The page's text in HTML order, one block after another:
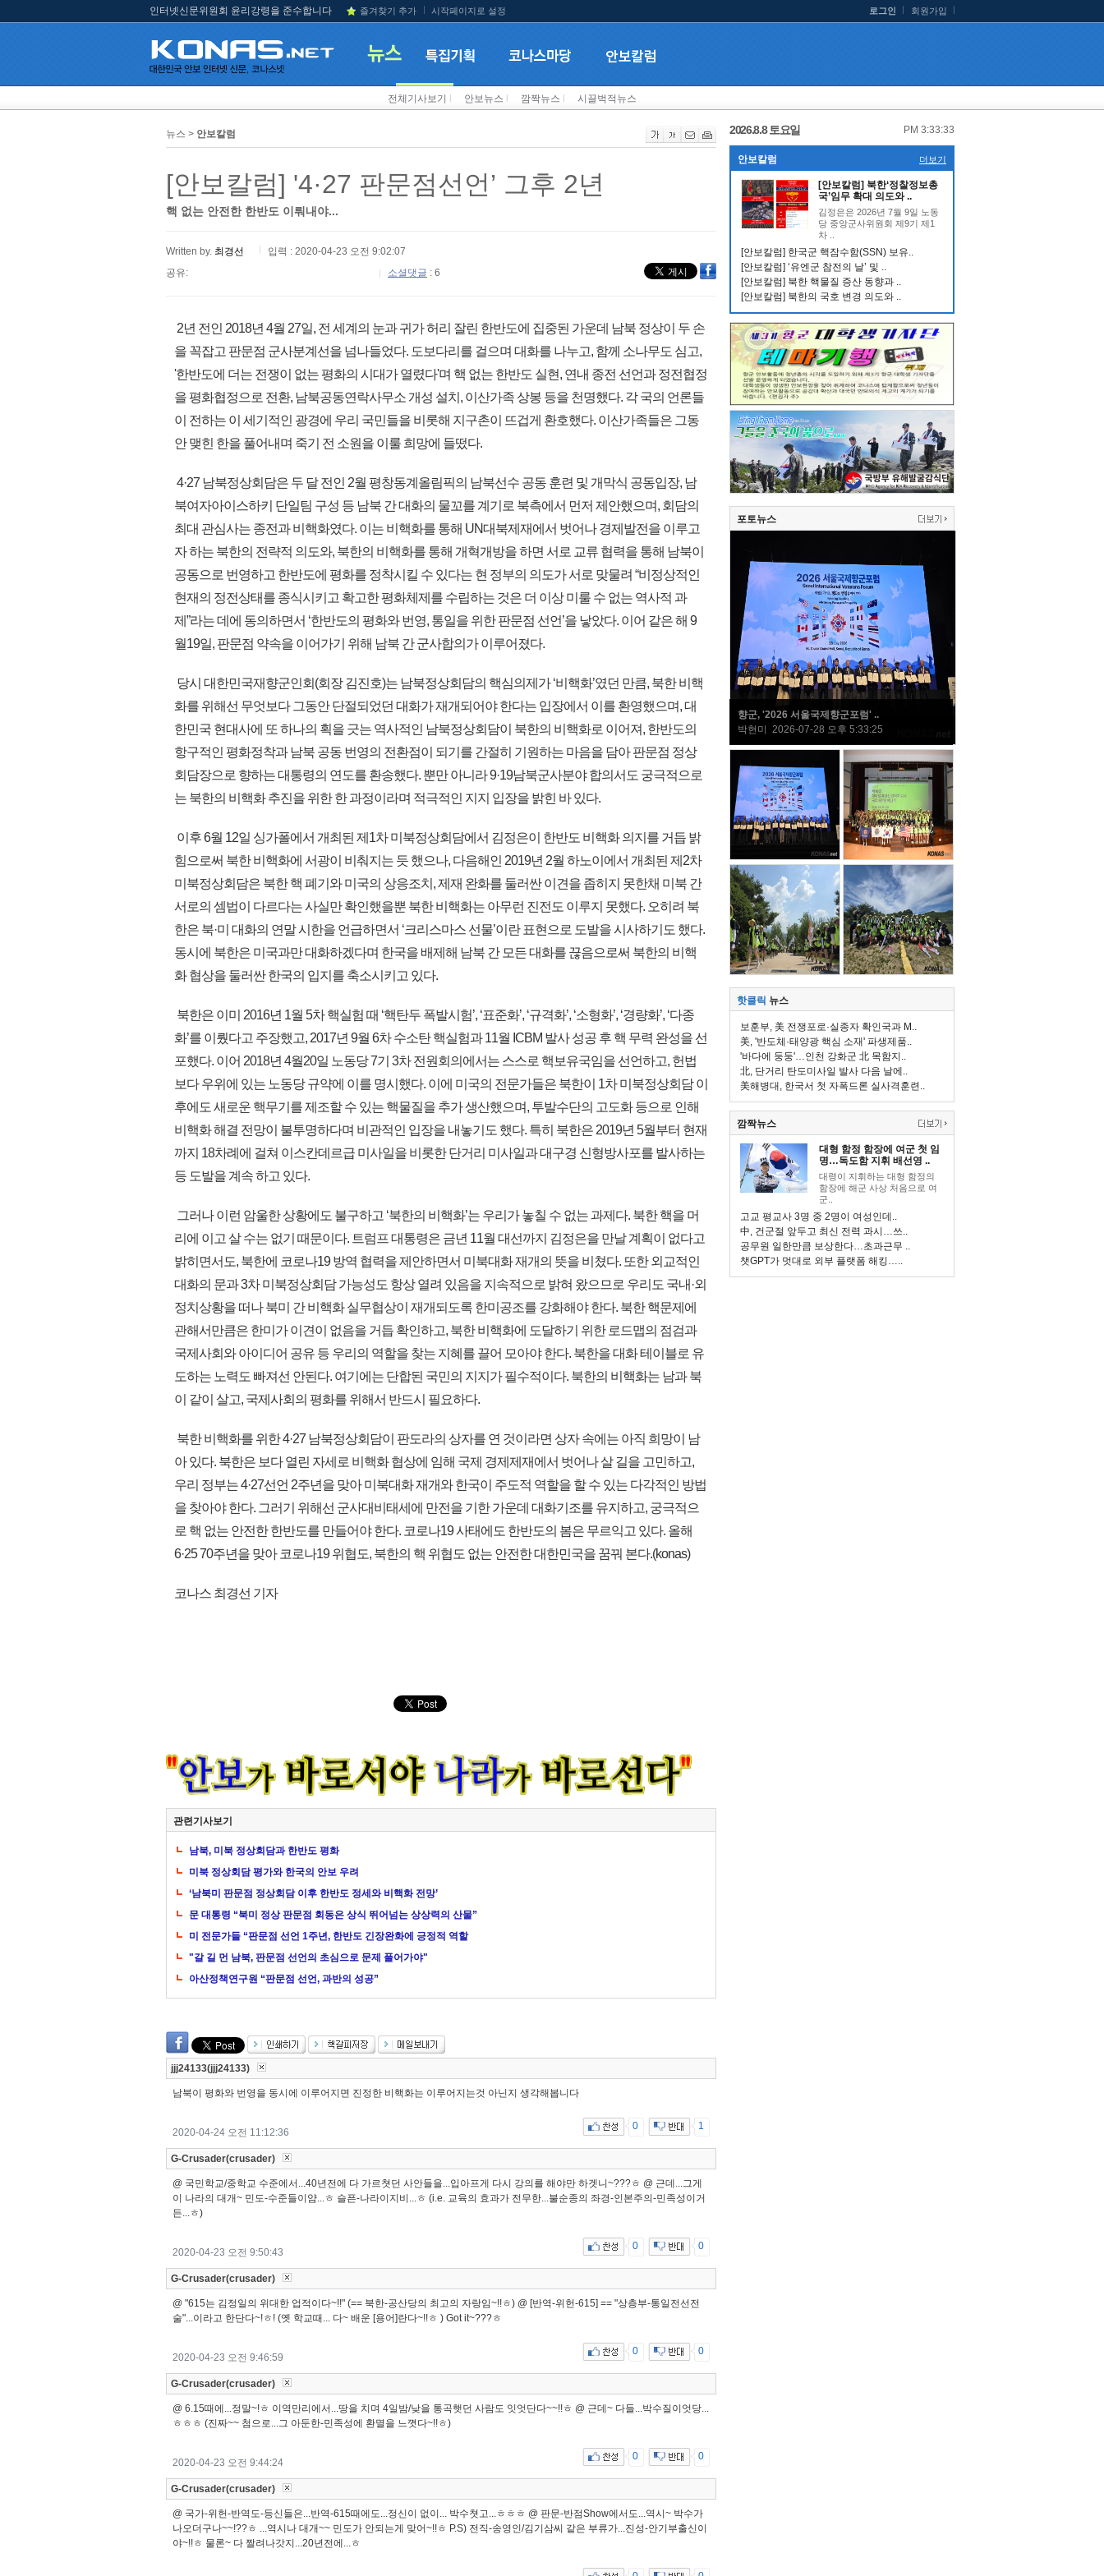
인터넷신문위원회 윤리강령을 준수합니다 즐겨찾기 추가 시작페이지로 설정 로그인 회원가입
전체기사보기 안보뉴스 깜짝뉴스 시끌벅적뉴스
뉴스 > 안보칼럼
[안보칼럼] '4·27 판문점선언’ 그후 2년
핵 없는 안전한 한반도 이뤄내야...
Written by. 최경선
입력 : 2020-04-23 오전 9:02:07
공유:
소셜댓글 : 6
2년 전인 2018년 4월 27일, 전 세계의 눈과 귀가 허리 잘린 한반도에 집중된 가운데 남북 정상이 두 손
을 꼭잡고 판문점 군사분계선을 넘나들었다. 도보다리를 걸으며 대화를 나누고, 함께 소나무도 심고,
'한반도에 더는 전쟁이 없는 평화의 시대가 열렸다'며 핵 없는 한반도 실현, 연내 종전 선언과 정전협정
을 평화협정으로 전환, 남북공동연락사무소 개성 설치, 이산가족 상봉 등을 천명했다. 각 국의 언론들
이 전하는 이 세기적인 광경에 우리 국민들을 비롯해 지구촌이 뜨겁게 환호했다. 이산가족들은 그동
안 맺힌 한을 풀어내며 죽기 전 소원을 이룰 희망에 들떴다.
4·27 남북정상회담은 두 달 전인 2월 평창동계올림픽의 남북선수 공동 훈련 및 개막식 공동입장, 남
북여자아이스하키 단일팀 구성 등 남북 간 대화의 물꼬를 계기로 북측에서 먼저 제안했으며, 회담의
최대 관심사는 종전과 비핵화였다. 이는 비핵화를 통해 UN대북제재에서 벗어나 경제발전을 이루고
자 하는 북한의 전략적 의도와, 북한의 비핵화를 통해 개혁개방을 하면 서로 교류 협력을 통해 남북이
공동으로 번영하고 한반도에 평화를 정착시킬 수 있다는 현 정부의 의도가 서로 맞물려 “비정상적인
현재의 정전상태를 종식시키고 확고한 평화체제를 수립하는 것은 더 이상 미룰 수 없는 역사적 과
제”라는 데에 동의하면서 ‘한반도의 평화와 번영, 통일을 위한 판문점 선언’을 낳았다. 이어 같은 해 9
월19일, 판문점 약속을 이어가기 위해 남북 간 군사합의가 이루어졌다.
당시 대한민국재향군인회(회장 김진호)는 남북정상회담의 핵심의제가 ‘비핵화’였던 만큼, 북한 비핵
화를 위해선 무엇보다 그동안 단절되었던 대화가 재개되어야 한다는 입장에서 이를 환영했으며, 대
한민국 현대사에 또 하나의 획을 긋는 역사적인 남북정상회담이 북한의 비핵화로 이어져, 한반도의
항구적인 평화정착과 남북 공동 번영의 전환점이 되기를 간절히 기원하는 마음을 담아 판문점 정상
회담장으로 향하는 대통령의 연도를 환송했다. 뿐만 아니라 9·19남북군사분야 합의서도 궁극적으로
는 북한의 비핵화 추진을 위한 한 과정이라며 적극적인 지지 입장을 밝힌 바 있다.
이후 6월 12일 싱가폴에서 개최된 제1차 미북정상회담에서 김정은이 한반도 비핵화 의지를 거듭 밝
힘으로써 북한 비핵화에 서광이 비춰지는 듯 했으나, 다음해인 2019년 2월 하노이에서 개최된 제2차
미북정상회담은 북한 핵 폐기와 미국의 상응조치, 제재 완화를 둘러싼 이견을 좁히지 못한채 미북 간
서로의 셈법이 다르다는 사실만 확인했을뿐 북한 비핵화는 아무런 진전도 이루지 못했다. 오히려 북
한은 북·미 대화의 연말 시한을 언급하면서 ‘크리스마스 선물’이란 표현으로 도발을 시사하기도 했다.
동시에 북한은 미국과만 대화하겠다며 한국을 배제해 남북 간 모든 대화를 끊음으로써 북한의 비핵
화 협상을 둘러싼 한국의 입지를 축소시키고 있다.
북한은 이미 2016년 1월 5차 핵실험 때 ‘핵탄두 폭발시험’, ‘표준화’, ‘규격화’, ‘소형화’, ‘경량화’, ‘다종
화’를 이뤘다고 주장했고, 2017년 9월 6차 수소탄 핵실험과 11월 ICBM 발사 성공 후 핵 무력 완성을 선
포했다. 이어 2018년 4월20일 노동당 7기 3차 전원회의에서는 스스로 핵보유국임을 선언하고, 헌법
보다 우위에 있는 노동당 규약에 이를 명시했다. 이에 미국의 전문가들은 북한이 1차 미북정상회담 이
후에도 새로운 핵무기를 제조할 수 있는 핵물질을 추가 생산했으며, 투발수단의 고도화 등으로 인해
비핵화 해결 전망이 불투명하다며 비관적인 입장을 내놓기도 했다. 특히 북한은 2019년 5월부터 현재
까지 18차례에 걸쳐 이스칸데르급 미사일을 비롯한 단거리 미사일과 대구경 신형방사포를 발사하는
등 도발을 계속 하고 있다.
그러나 이런 암울한 상황에도 불구하고 ‘북한의 비핵화’는 우리가 놓칠 수 없는 과제다. 북한 핵을 머
리에 이고 살 수는 없기 때문이다. 트럼프 대통령은 금년 11월 대선까지 김정은을 만날 계획이 없다고
밝히면서도, 북한에 코로나19 방역 협력을 제안하면서 미북대화 재개의 뜻을 비쳤다. 또한 외교적인
대화의 문과 3차 미북정상회담 가능성도 항상 열려 있음을 지속적으로 밝혀 왔으므로 우리도 국내·외
정치상황을 떠나 북미 간 비핵화 실무협상이 재개되도록 한미공조를 강화해야 한다. 북한 핵문제에
관해서만큼은 한미가 이견이 없음을 거듭 확인하고, 북한 비핵화에 도달하기 위한 로드맵의 점검과
국제사회와 아이디어 공유 등 우리의 역할을 찾는 지혜를 끌어 모아야 한다. 북한을 대화 테이블로 유
도하는 노력도 빠져선 안된다. 여기에는 단합된 국민의 지지가 필수적이다. 북한의 비핵화는 남과 북
이 같이 살고, 국제사회의 평화를 위해서 반드시 필요하다.
북한 비핵화를 위한 4·27 남북정상회담이 판도라의 상자를 연 것이라면 상자 속에는 아직 희망이 남
아 있다. 북한은 보다 열린 자세로 비핵화 협상에 임해 국제 경제제재에서 벗어나 살 길을 고민하고,
우리 정부는 4·27선언 2주년을 맞아 미북대화 재개와 한국이 주도적 역할을 할 수 있는 다각적인 방법
을 찾아야 한다. 그러기 위해선 군사대비태세에 만전을 기한 가운데 대화기조를 유지하고, 궁극적으
로 핵 없는 안전한 한반도를 만들어야 한다. 코로나19 사태에도 한반도의 봄은 무르익고 있다. 올해
6·25 70주년을 맞아 코로나19 위협도, 북한의 핵 위협도 없는 안전한 대한민국을 꿈꿔 본다.(konas)
코나스 최경선 기자
관련기사보기
남북, 미북 정상회담과 한반도 평화
미북 정상회담 평가와 한국의 안보 우려
‘남북미 판문점 정상회담 이후 한반도 정세와 비핵화 전망’
문 대통령 “북미 정상 판문점 회동은 상식 뛰어넘는 상상력의 산물”
미 전문가들 “판문점 선언 1주년, 한반도 긴장완화에 긍정적 역할
"갈 길 먼 남북, 판문점 선언의 초심으로 문제 풀어가야"
아산정책연구원 “판문점 선언, 과반의 성공”
jjj24133(jjj24133)
남북이 평화와 번영을 동시에 이루어지면 진정한 비핵화는 이루어지는것 아닌지 생각해봅니다
2020-04-24 오전 11:12:36
0 1
G-Crusader(crusader)
@ 국민학교/중학교 수준에서...40년전에 다 가르쳣던 사안들을...입아프게 다시 강의를 해야만 하겟니~???ㅎ @ 근데...그게
이 나라의 대개~ 민도-수준들이얌...ㅎ 슬픈-나라이지비...ㅎ (i.e. 교육의 효과가 전무한...불순종의 좌경-인본주의-민족성이거
든...ㅎ)
2020-04-23 오전 9:50:43
0 0
G-Crusader(crusader)
@ "615는 김정일의 위대한 업적이다~!!" (== 북한-공산당의 최고의 자랑임~!!ㅎ) @ [반역-위헌-615] == "상층부-통일전선전
술"...이라고 한단다~!ㅎ! (옛 학교때... 다~ 배운 [용어]란다~!!ㅎ ) Got it~???ㅎ
2020-04-23 오전 9:46:59
0 0
G-Crusader(crusader)
@ 6.15때에...정말~!ㅎ 이역만리에서...땅을 치며 4일밤/낮을 통곡햇던 사람도 잇엇단다~~!!ㅎ @ 근데~ 다들...박수질이엇당...
ㅎㅎㅎ (진짜~~ 첨으로...그 아둔한-민족성에 환멸을 느꼇다~!!ㅎ)
2020-04-23 오전 9:44:24
0 0
G-Crusader(crusader)
@ 국가-위헌-반역도-등신들은...반역-615때에도...정신이 없이... 박수쳣고...ㅎㅎㅎ @ 판문-반점Show에서도...역시~ 박수가
나오더구나~~!??ㅎ ...역시나 대개~~ 민도가 안되는게 맞어~!!ㅎ P.S) 전직-송영인/김기삼씨 같은 부류가...진성-안기부출신이
야~!!ㅎ 물론~ 다 짤려나갓지...20년전에...ㅎ
2026.8.8 토요일 PM 3:33:34
안보칼럼 더보기
[안보칼럼] 북한‘정찰정보총
국’임무 확대 의도와 ..
김정은은 2026년 7월 9일 노동
당 중앙군사위원회 제9기 제1
차 ..
[안보칼럼] 한국군 핵잠수함(SSN) 보유..
[안보칼럼] ‘유엔군 참전의 날’ 및 ..
[안보칼럼] 북한 핵물질 증산 동향과 ..
[안보칼럼] 북한의 국호 변경 의도와 ..
포토뉴스
향군, '2026 서울국제향군포럼' ..
박현미 2026-07-28 오후 5:33:25
핫클릭 뉴스
보훈부, 美 전쟁포로·실종자 확인국과 M..
美, '반도체·태양광 핵심 소재' 파생제품..
'바다에 둥둥'…인천 강화군 北 목함지..
北, 단거리 탄도미사일 발사 다음 날에..
美해병대, 한국서 첫 자폭드론 실사격훈련..
깜짝뉴스
대형 함정 함장에 여군 첫 임
명…독도함 지휘 배선영 ..
대령이 지휘하는 대형 함정의
함장에 해군 사상 처음으로 여
군..
고교 평교사 3명 중 2명이 여성인데..
中, 건군절 앞두고 최신 전력 과시…쓰..
공무원 일한만큼 보상한다…초과근무 ..
챗GPT가 멋대로 외부 플랫폼 해킹…..